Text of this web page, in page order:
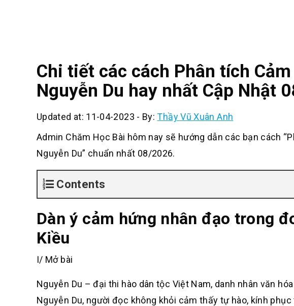
Chi tiết các cách Phân tích
Nguyễn Du hay nhất Cập Nhật
Updated at: 11-04-2023 - By:Thầy Vũ Xuân Anh
Admin Chăm Học Bài hôm nay sẽ hướng dẫn các bạn cách
Nguyễn Du” chuẩn nhất 08/2026.
Contents
Dàn ý cảm hứng nhân đạo trong
Kiều
I/ Mở bài
Nguyễn Du – đại thi hào dân tộc Việt Nam, danh nhân văn
Nguyễn Du, người đọc không khỏi cảm thấy tự hào, kính